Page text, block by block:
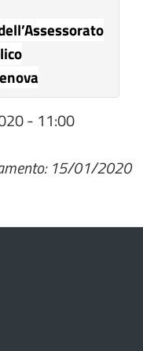
- 11:00
15/01/2020